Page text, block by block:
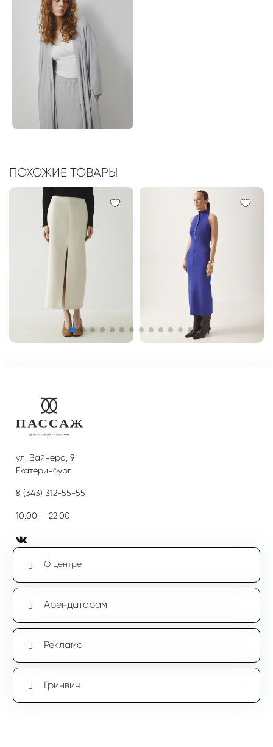
ПОХОЖИЕ ТОВАРЫ
ул. Вайнера, 9
Екатеринбург
8 (343) 312-55-55
10.00 — 22.00
О центре
Арендаторам
Реклама
Гринвич